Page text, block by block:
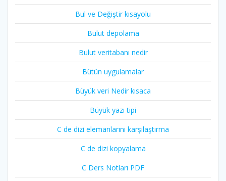
Bul ve Değiştir kısayolu
Bulut depolama
Bulut veritabanı nedir
Bütün uygulamalar
Büyük veri Nedir kısaca
Büyük yazı tipi
C de dizi elemanlarını karşılaştırma
C de dizi kopyalama
C Ders Notları PDF